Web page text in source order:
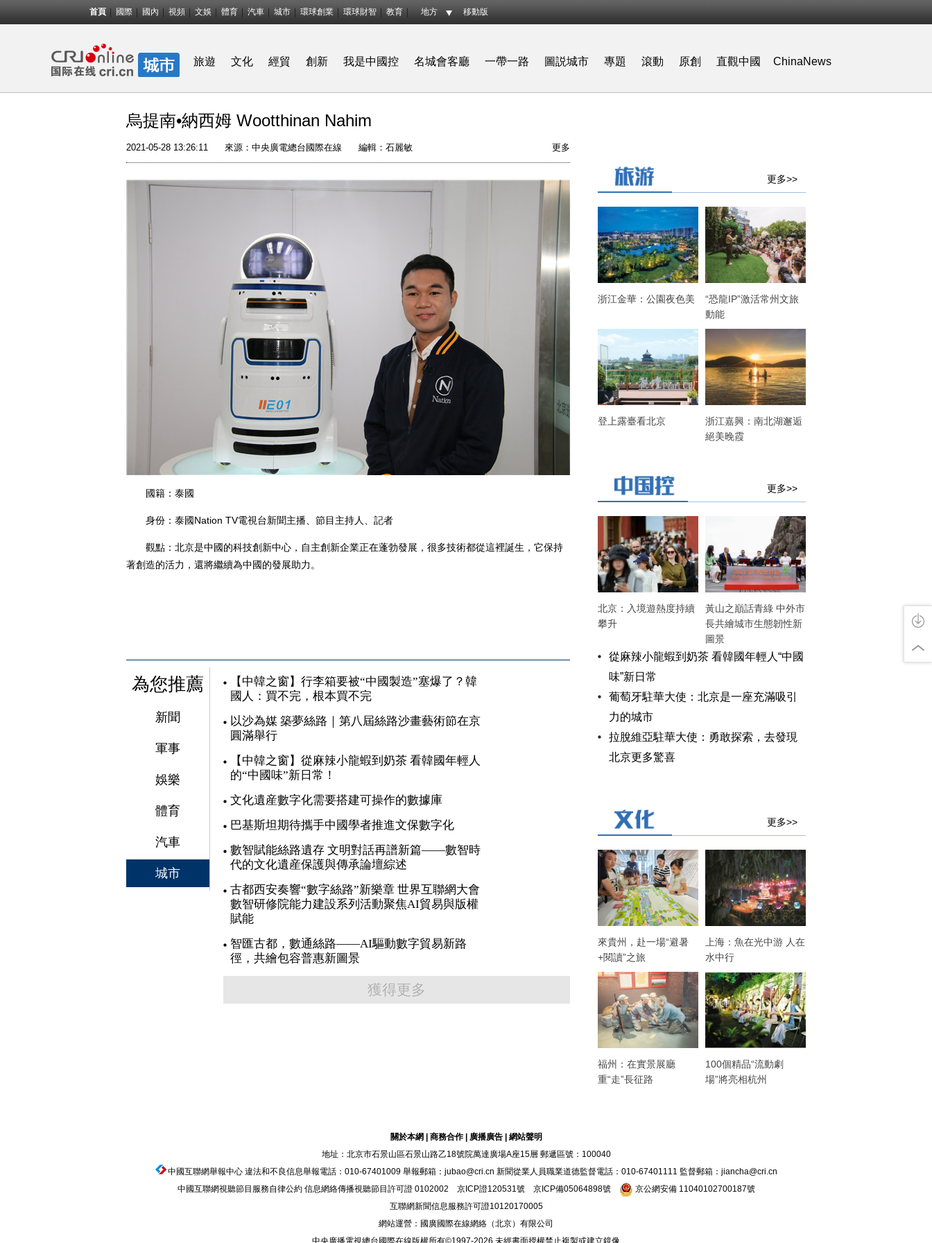
首頁 國際 國內 視頻 文娛 體育 汽車 城市 環球創業 環球財智 教育 地方 移動版
旅遊 文化 經貿 創新 我是中國控 名城會客廳 一帶一路 圖説城市 專題 滾動 原創 直觀中國 ChinaNews
烏提南•納西姆 Wootthinan Nahim
2021-05-28 13:26:11 來源：中央廣電總台國際在線 編輯：石麗敏 更多
國籍：泰國
身份：泰國Nation TV電視台新聞主播、節目主持人、記者
觀點：北京是中國的科技創新中心，自主創新企業正在蓬勃發展，很多技術都從這裡誕生，它保持
著創造的活力，還將繼續為中國的發展助力。
為您推薦
新聞
軍事
娛樂
體育
汽車
城市
【中韓之窗】行李箱要被“中國製造”塞爆了？韓
國人：買不完，根本買不完
以沙為媒 築夢絲路｜第八屆絲路沙畫藝術節在京
圓滿舉行
【中韓之窗】從麻辣小龍蝦到奶茶 看韓國年輕人
的“中國味”新日常！
文化遺産數字化需要搭建可操作的數據庫
巴基斯坦期待攜手中國學者推進文保數字化
數智賦能絲路遺存 文明對話再譜新篇——數智時
代的文化遺産保護與傳承論壇綜述
古都西安奏響“數字絲路”新樂章 世界互聯網大會
數智研修院能力建設系列活動聚焦AI貿易與版權
賦能
智匯古都，數通絲路——AI驅動數字貿易新路
徑，共繪包容普惠新圖景
獲得更多
更多>>
浙江金華：公園夜色美
“恐龍IP”激活常州文旅
動能
登上露臺看北京
浙江嘉興：南北湖邂逅
絕美晚霞
更多>>
北京：入境遊熱度持續
攀升
黃山之巔話青綠 中外市
長共繪城市生態韌性新
圖景
從麻辣小龍蝦到奶茶 看韓國年輕人“中國
味”新日常
葡萄牙駐華大使：北京是一座充滿吸引
力的城市
拉脫維亞駐華大使：勇敢探索，去發現
北京更多驚喜
更多>>
來貴州，赴一場“避暑
+閱讀”之旅
上海：魚在光中游 人在
水中行
福州：在實景展廳
重“走”長征路
100個精品“流動劇
場”將亮相杭州
關於本網 商務合作| 廣播廣告| 網站聲明
地址：北京市石景山區石景山路乙18號院萬達廣場A座15層 郵遞區號：100040
中國互聯網舉報中心違法和不良信息舉報電話：010-67401009 舉報郵箱：jubao@cri.cn 新聞從業人員職業道德監督電話：010-67401111 監督郵箱：jiancha@cri.cn
中國互聯網視聽節目服務自律公約信息網絡傳播視聽節目許可證 0102002 京ICP證120531號 京ICP備05064898號
京公網安備 11040102700187號
互聯網新聞信息服務許可證10120170005
網站運營：國廣國際在線網絡（北京）有限公司
中央廣播電視總台國際在線版權所有©1997-2026 未經書面授權禁止複製或建立鏡像